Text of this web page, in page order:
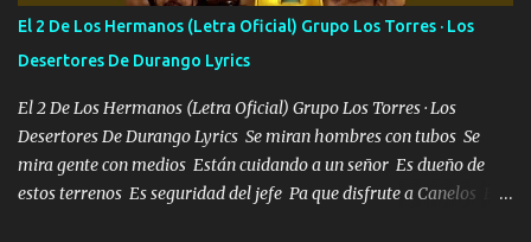
escribiendo y la otra me va a llamar Quiere que vaya a verla y que
la invite a cenar Otras más me están pidiendo que las saque a
bailar Pero es que tengo un par de conciertos más que llenar Se
mueven solo por el interés P...
El 2 De Los Hermanos (Letra Oficial) Grupo Los Torres · Los
Desertores De Durango Lyrics
El 2 De Los Hermanos (Letra Oficial) Grupo Los Torres · Los
Desertores De Durango Lyrics Se miran hombres con tubos Se
mira gente con medios Están cuidando a un señor Es dueño de
estos terrenos Es seguridad del jefe Pa que disfrute a Canelos Es